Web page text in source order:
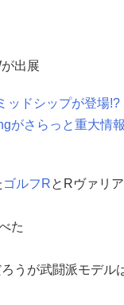
出展
ッドシップが登場
がさらっと重大情
ゴルフRとRヴァリ
た
うが武闘派モデル